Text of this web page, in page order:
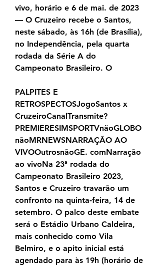
vivo, horário e 6 de mai. de 2023
— O Cruzeiro recebe o Santos,
neste sábado, às 16h (de Brasília),
no Independência, pela quarta
rodada da Série A do
Campeonato Brasileiro. O
PALPITES E
RETROSPECTOSJogoSantos x
CruzeiroCanalTransmite?
PREMIERESIMSPORTVnãoGLOBO
nãoMRNEWSNARRAÇÃO AO
VIVOOutrosnãoGE. comNarração
ao vivoNa 23ª rodada do
Campeonato Brasileiro 2023,
Santos e Cruzeiro travarão um
confronto na quinta-feira, 14 de
setembro. O palco deste embate
será o Estádio Urbano Caldeira,
mais conhecido como Vila
Belmiro, e o apito inicial está
agendado para às 19h (horário de